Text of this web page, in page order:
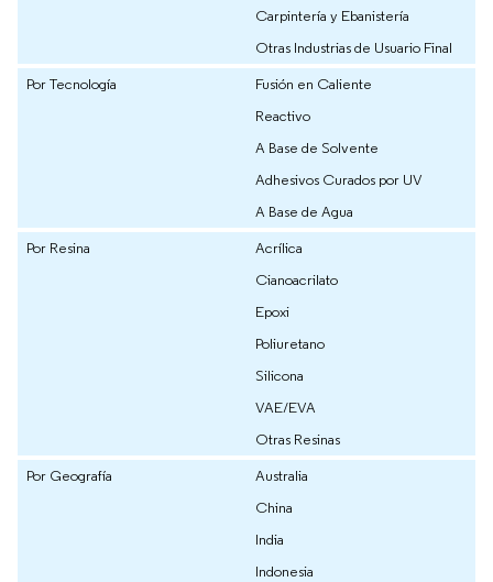
Carpintería y Ebanistería
Otras Industrias de Usuario Final
Por Tecnología
Fusión en Caliente
Reactivo
A Base de Solvente
Adhesivos Curados por UV
A Base de Agua
Por Resina
Acrílica
Cianoacrilato
Epoxi
Poliuretano
Silicona
VAE/EVA
Otras Resinas
Por Geografía
Australia
China
India
Indonesia